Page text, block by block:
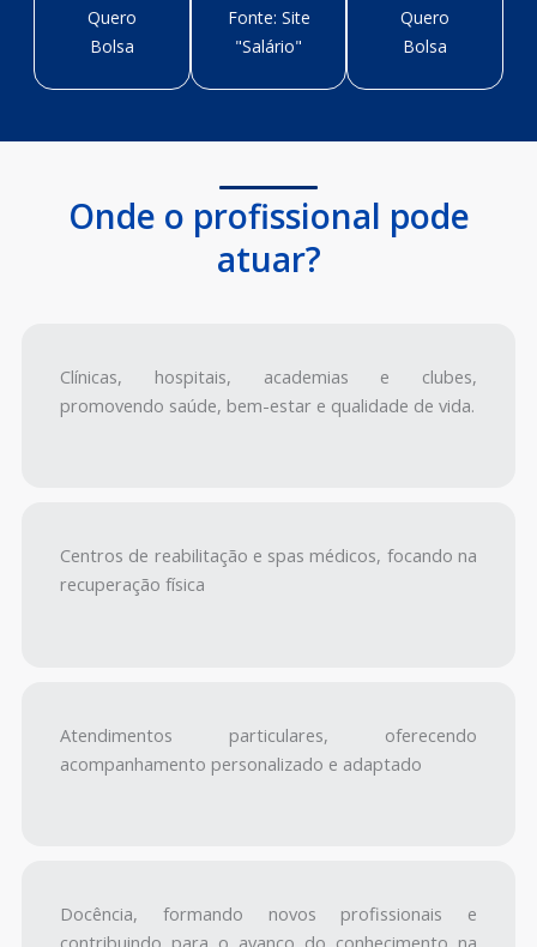
Quero
Bolsa
Fonte: Site
"Salário"
Quero
Bolsa
Onde o profissional pode
atuar?
Clínicas, hospitais, academias e clubes,
promovendo saúde, bem-estar e qualidade de vida.
Centros de reabilitação e spas médicos, focando na
recuperação física
Atendimentos particulares, oferecendo
acompanhamento personalizado e adaptado
Docência, formando novos profissionais e